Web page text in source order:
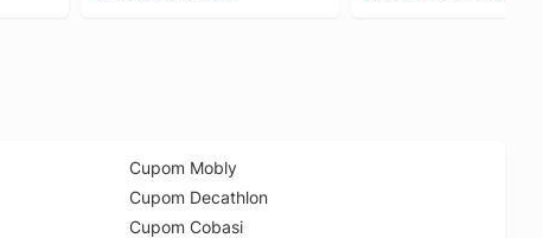
Cupom Mobly
Cupom Decathlon
Cupom Cobasi